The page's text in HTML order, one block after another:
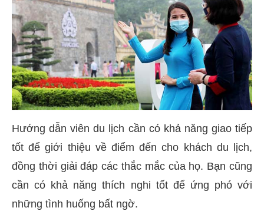
Hướng dẫn viên du lịch cần có khả năng giao tiếp
tốt để giới thiệu về điểm đến cho khách du lịch,
đồng thời giải đáp các thắc mắc của họ. Bạn cũng
cần có khả năng thích nghi tốt để ứng phó với
những tình huống bất ngờ.